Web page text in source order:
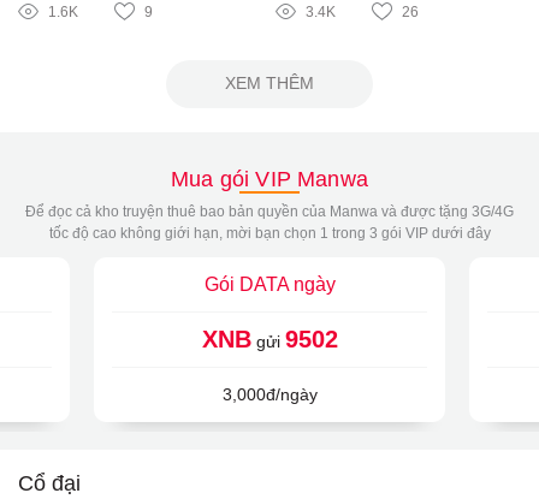
1.6K 9 3.4K 26
XEM THÊM
Mua gói VIP Manwa
Để đọc cả kho truyện thuê bao bản quyền của Manwa và được tặng 3G/4G
tốc độ cao không giới hạn, mời bạn chọn 1 trong 3 gói VIP dưới đây
Gói DATA ngày
XNBgửi 9502
3,000đ/ngày
Cổ đại